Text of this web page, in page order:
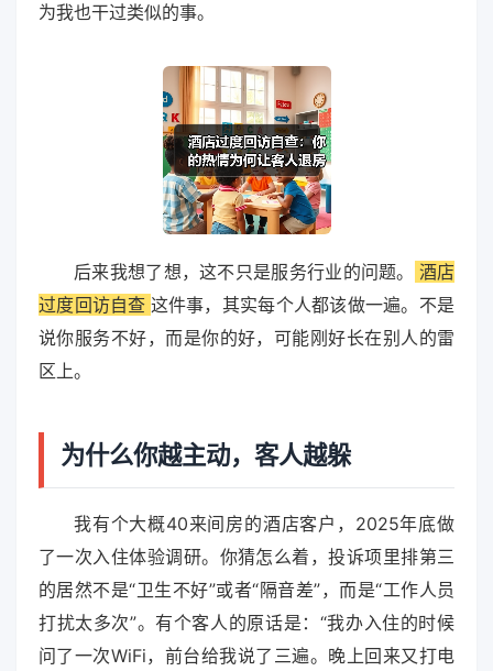
为我也干过类似的事。
后来我想了想，这不只是服务行业的问题。
酒店
过度回访自查 这件事，其实每个人都该做一遍。不是
说你服务不好，而是你的好，可能刚好长在别人的雷
区上。
为什么你越主动，客人越躲
我有个大概40来间房的酒店客户，2025年底做
了一次入住体验调研。你猜怎么着，投诉项里排第三
的居然不是“卫生不好”或者“隔音差”，而是“工作人员
打扰太多次”。有个客人的原话是：“我办入住的时候
问了一次WiFi，前台给我说了三遍。晚上回来又打电